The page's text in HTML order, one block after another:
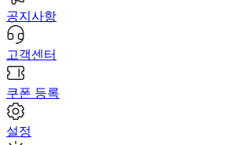
공지사항
고객센터
쿠폰 등록
설정